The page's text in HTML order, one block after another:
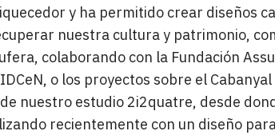
y ha permitido crear diseños
nuestra cultura y patrimonio,
colaborando con la Fundación
o los proyectos sobre el
nuestro estudio 2i2quatre, desde
recientemente con un diseño